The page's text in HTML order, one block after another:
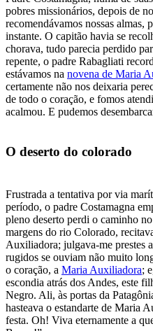
pobres missionários, depois de
recomendávamos nossas almas,
instante. O capitão havia se
chorava, tudo parecia perdido
repente, o padre Rabagliati
estávamos na novena de Maria
certamente não nos deixaria
de todo o coração, e fomos
acalmou. E pudemos
O deserto do colorado
Frustrada a tentativa por via
período, o padre Costamagna
pleno deserto perdi o caminho
margens do rio Colorado,
Auxiliadora; julgava-me prestes
rugidos se ouviam não muito
o coração, a Maria Auxiliadora;
escondia atrás dos Andes, este
Negro. Ali, às portas da
hasteava o estandarte de Maria
festa. Oh! Viva eternamente a